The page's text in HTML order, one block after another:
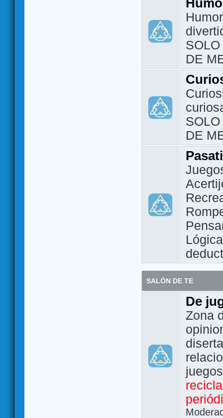
DE
DE
Lógica
SALÓN DE TE
De
Zona